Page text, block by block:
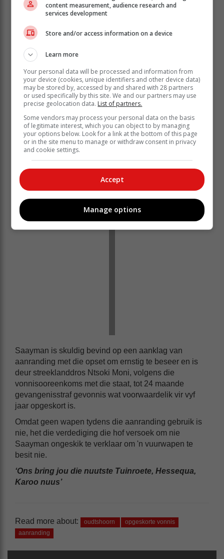
Volgens sy regsverteenwoordiger, Christo van der
Bergh, het die klaer die pleitooreenkoms onderteken
en is hulle intussen geskei.
Volgens die staatsaanklaer, Mervan
Saaiman, moes die vrou hospitaal-
behandeling vir haar beserings ontvang
en het sy sedertdien nog nie weer met
die beskuldigde gepraat nie.
Sy verwag egter nie dat hy tronk toe gestuur moet word
nie.
Saayman is skuldig bevind op een aanklag van
aanranding met die opset om ernstig te beseer en is
deur streeklanddros Ntsoki Moni, volgens die
vonnisooreenkoms met die staat, tot 24 maande
gevangenisstraf gevonnis wat voorwaardelik vir vyf
jaar opgeskort is.
Omdat geen wapen tydens die aanranding gebruik is
nie, het die verdediging die hof versoek om nie
Saayman ongeskik te verklaar om 'n vuurwapen te
besit nie.
‘Ons bring jou die nuutste Tuinroete, Hessequa,
Karoo nuus’
Read more about: oudtshoorn
opgeskorte vonnis
aanranding
content measurement, audience research and
services development
Store and/or access information on a device
Learn more
Your personal data will be processed and information from
your device (cookies, unique identifiers and other device data)
may be stored by, accessed by and shared with 28 partners
or used specifically by this site. We and our partners may use
precise geolocation data. List of partners.
Some vendors may process your personal data on the basis
of legitimate interest, which you can object to by managing
your options below. Look for a link at the bottom of this page
or in the site menu to manage or withdraw consent in privacy
and cookie settings.
Accept
Manage options